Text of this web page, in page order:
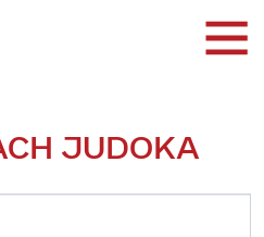
JUDOKA